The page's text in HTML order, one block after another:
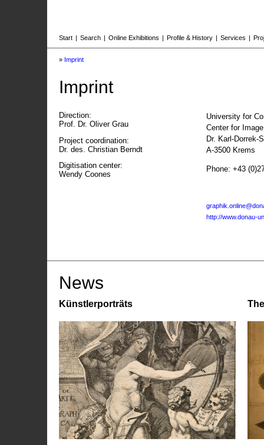
Start | Search | Online Exhibitions | Profile & History | Services |
» Imprint
Imprint
Direction:
Prof. Dr. Oliver Grau
Project coordination:
Dr. des. Christian Berndt
Digitisation center:
Wendy Coones
University for
Center for
Dr. Karl-Dorrek-
A-3500 Krems
Phone: +43
http://www.donau-
News
Künstlerporträts